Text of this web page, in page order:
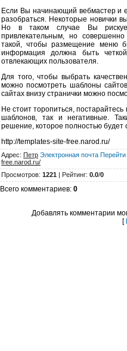
Если Вы начинающий вебмастер и
разобраться. Некоторые новички
Но в таком случае Вы
привлекательным, но
такой, чтобы размещение меню
информация должна быть
отвлекающих пользователя.
Для того, чтобы выбрать
можно посмотреть шаблоны
сайтах внизу странички можно
Не стоит торопиться,
шаблонов, так и негативные.
решение, которое полностью будет
http://templates-site-free.narod.ru/
Адрес: Петр Электронная почта Перейти
free.narod.ru/
Просмотров: 1221 | Рейтинг: 0.0/0
Всего комментариев: 0
Добавлять комментарии
[